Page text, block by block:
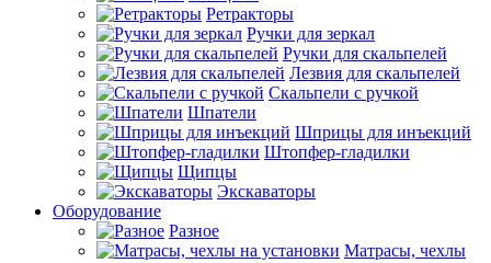
Ретракторы
Ручки для зеркал
Ручки для скальпелей
Лезвия для скальпелей
Скальпели с ручкой
Шпатели
Шприцы для инъекций
Штопфер-гладилки
Щипцы
Экскаваторы
Оборудование
Разное
Матрасы, чехлы